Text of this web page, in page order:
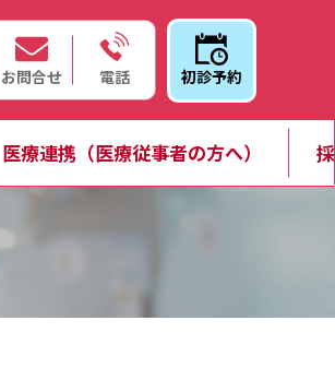
初診予約
お問合せ 電話
医療連携（医療従事者の方へ）